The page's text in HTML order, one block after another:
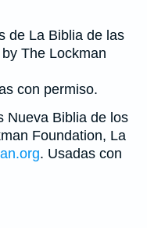
de La Biblia de las
The Lockman
con permiso.
Nueva Biblia de los
Foundation, La
. Usadas con